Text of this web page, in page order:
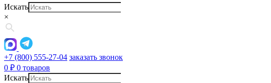
Искать
×
+7 (800) 555-27-04 заказать звонок
0 ₽ 0 товаров
Искать